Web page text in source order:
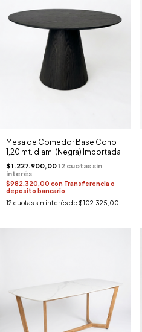
Mesa de Comedor Base Cono
1,20 mt. diam. (Negra) Importada
$1.227.900,00
$982.320,00 con Transferencia o
depósito bancario
12 cuotas sin interés de $102.325,00